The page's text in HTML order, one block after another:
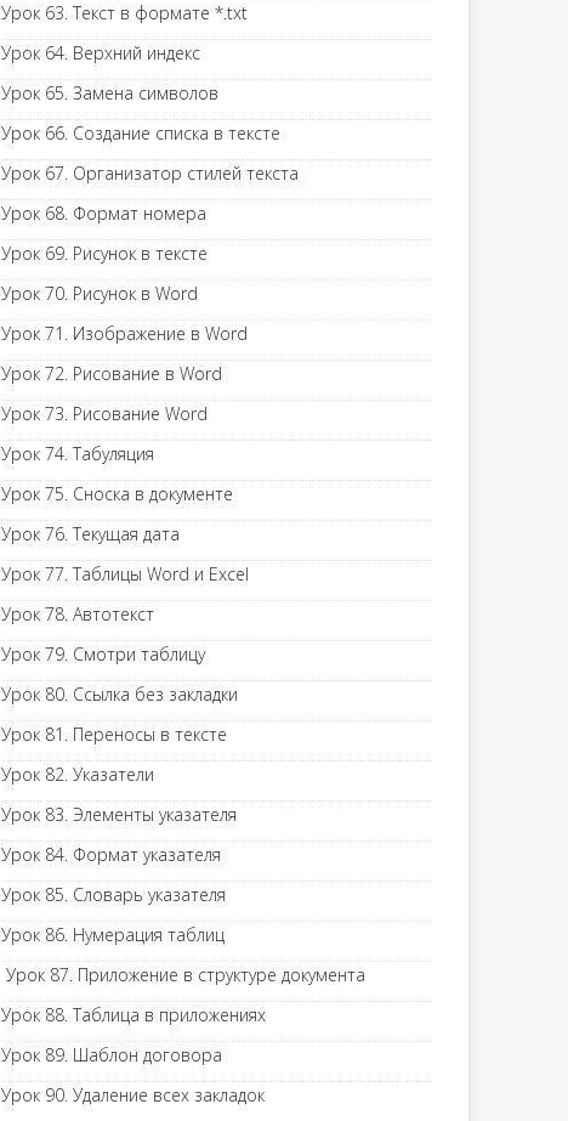
Урок 63. Текст в формате *.txt
Урок 64. Верхний индекс
Урок 65. Замена символов
Урок 66. Создание списка в тексте
Урок 67. Организатор стилей текста
Урок 68. Формат номера
Урок 69. Рисунок в тексте
Урок 70. Рисунок в Word
Урок 71. Изображение в Word
Урок 72. Рисование в Word
Урок 73. Рисование Word
Урок 74. Табуляция
Урок 75. Сноска в документе
Урок 76. Текущая дата
Урок 77. Таблицы Word и Excel
Урок 78. Автотекст
Урок 79. Смотри таблицу
Урок 80. Ссылка без закладки
Урок 81. Переносы в тексте
Урок 82. Указатели
Урок 83. Элементы указателя
Урок 84. Формат указателя
Урок 85. Словарь указателя
Урок 86. Нумерация таблиц
Урок 87. Приложение в структуре документа
Урок 88. Таблица в приложениях
Урок 89. Шаблон договора
Урок 90. Удаление всех закладок